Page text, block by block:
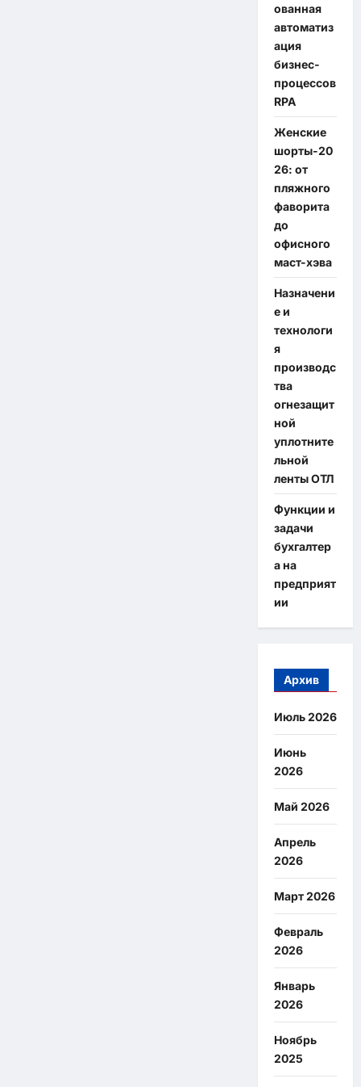
ованная
автоматиз
ация
бизнес-
процессов
RPA
Женские
шорты-20
26: от
пляжного
фаворита
до
офисного
маст-хэва
Назначени
е и
технологи
я
производс
тва
огнезащит
ной
уплотните
льной
ленты ОТЛ
Функции и
задачи
бухгалтер
а на
предприят
ии
Архив
Июль 2026
Июнь
2026
Май 2026
Апрель
2026
Март 2026
Февраль
2026
Январь
2026
Ноябрь
2025